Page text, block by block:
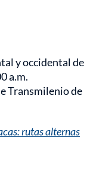
y occidental de
a.m.
Transmilenio de
rutas alternas